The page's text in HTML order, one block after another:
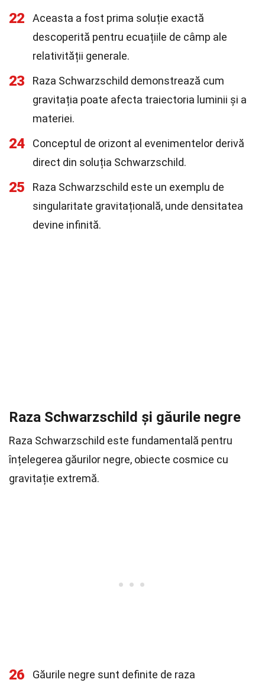
22
Aceasta a fost prima soluție exactă
descoperită pentru ecuațiile de câmp ale
relativității generale.
23
Raza Schwarzschild demonstrează cum
gravitația poate afecta traiectoria luminii și a
materiei.
24
Conceptul de orizont al evenimentelor derivă
direct din soluția Schwarzschild.
25
Raza Schwarzschild este un exemplu de
singularitate gravitațională, unde densitatea
devine infinită.
Raza Schwarzschild și găurile negre
Raza Schwarzschild este fundamentală pentru
înțelegerea găurilor negre, obiecte cosmice cu
gravitație extremă.
26 Găurile negre sunt definite de raza